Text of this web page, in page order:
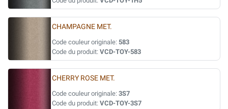
CHAMPAGNE MET.
Code couleur originale: 583
Code du produit: VCD-TOY-583
CHERRY ROSE MET.
Code couleur originale: 3S7
Code du produit: VCD-TOY-3S7